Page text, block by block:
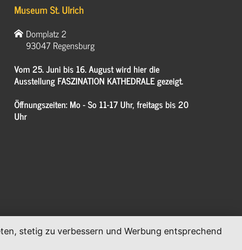
Museum St. Ulrich
Domplatz 2
93047 Regensburg
Vom 25. Juni bis 16. August wird hier die
Ausstellung FASZINATION KATHEDRALE gezeigt.
Öffnungszeiten: Mo - So 11-17 Uhr, freitags bis 20
Uhr
stetig zu verbessern und Werbung entsprechend